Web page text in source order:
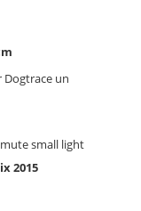
Dogtrace un
small light
2015